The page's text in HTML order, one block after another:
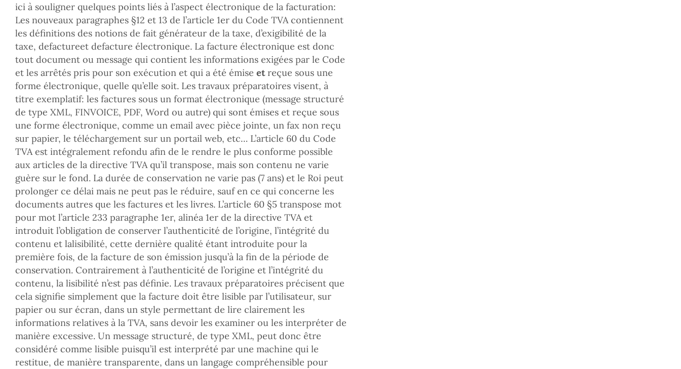
ici à souligner quelques points liés à l’aspect électronique de la facturation:
Les nouveaux paragraphes §12 et 13 de l’article 1er du Code TVA contiennent
les définitions des notions de fait générateur de la taxe, d’exigibilité de la
taxe, defactureet defacture électronique. La facture électronique est donc
tout document ou message qui contient les informations exigées par le Code
et les arrêtés pris pour son exécution et qui a été émise etreçue sous une
forme électronique, quelle qu’elle soit. Les travaux préparatoires visent, à
titre exemplatif: les factures sous un format électronique (message structuré
de type XML, FINVOICE, PDF, Word ou autre) qui sont émises et reçue sous
une forme électronique, comme un email avec pièce jointe, un fax non reçu
sur papier, le téléchargement sur un portail web, etc… L’article 60 du Code
TVA est intégralement refondu afin de le rendre le plus conforme possible
aux articles de la directive TVA qu’il transpose, mais son contenu ne varie
guère sur le fond. La durée de conservation ne varie pas (7 ans) et le Roi peut
prolonger ce délai mais ne peut pas le réduire, sauf en ce qui concerne les
documents autres que les factures et les livres. L’article 60 §5 transpose mot
pour mot l’article 233 paragraphe 1er, alinéa 1er de la directive TVA et
introduit l’obligation de conserver l’authenticité de l’origine, l’intégrité du
contenu et lalisibilité, cette dernière qualité étant introduite pour la
première fois, de la facture de son émission jusqu’à la fin de la période de
conservation. Contrairement à l’authenticité de l’origine et l’intégrité du
contenu, la lisibilité n’est pas définie. Les travaux préparatoires précisent que
cela signifie simplement que la facture doit être lisible par l’utilisateur, sur
papier ou sur écran, dans un style permettant de lire clairement les
informations relatives à la TVA, sans devoir les examiner ou les interpréter de
manière excessive. Un message structuré, de type XML, peut donc être
considéré comme lisible puisqu’il est interprété par une machine qui le
restitue, de manière transparente, dans un langage compréhensible pour